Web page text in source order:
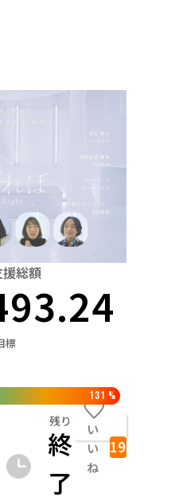
中国
玉
長野
奈良
山口
総額
標
131 %
残り
終
了
い
い
ね
19